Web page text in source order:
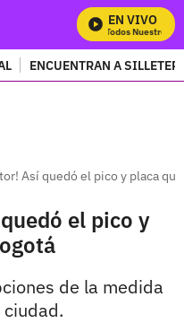
EN VIVO
Mira Todos Nuestros
ENCUENTRAN A
Así quedó el pico y placa
el pico y
de la medida